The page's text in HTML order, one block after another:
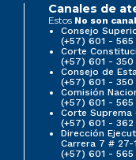
Canales de
Estos No son
Consejo
(+57) 601 - 565
Corte
(+57) 601 - 350
Consejo de
(+57) 601 -
Comisión
(+57) 601 - 565
Corte Suprema
(+57) 601 - 362
Dirección
Carrera 7 # 27-
(+57) 601 - 565